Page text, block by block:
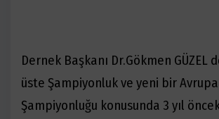
Dernek Başkanı Dr.Gökmen GÜZEL
üste Şampiyonluk ve yeni bir Avrupa
Şampiyonluğu konusunda 3 yıl